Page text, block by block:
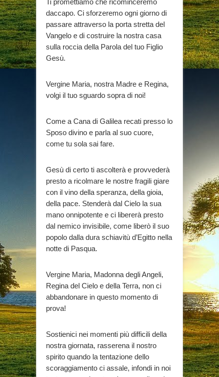
Ti promettiamo che ricominceremo
daccapo. Ci sforzeremo ogni giorno di
passare attraverso la porta stretta del
Vangelo e di costruire la nostra casa
sulla roccia della Parola del tuo Figlio
Gesù.
Vergine Maria, nostra Madre e Regina,
volgi il tuo sguardo sopra di noi!
Come a Cana di Galilea recati presso lo
Sposo divino e parla al suo cuore,
come tu sola sai fare.
Gesù di certo ti ascolterà e provvederà
presto a ricolmare le nostre fragili giare
con il vino della speranza, della gioia,
della pace. Stenderà dal Cielo la sua
mano onnipotente e ci libererà presto
dal nemico invisibile, come liberò il suo
popolo dalla dura schiavitù d’Egitto nella
notte di Pasqua.
Vergine Maria, Madonna degli Angeli,
Regina del Cielo e della Terra, non ci
abbandonare in questo momento di
prova!
Sostienici nei momenti più difficili della
nostra giornata, rasserena il nostro
spirito quando la tentazione dello
scoraggiamento ci assale, infondi in noi